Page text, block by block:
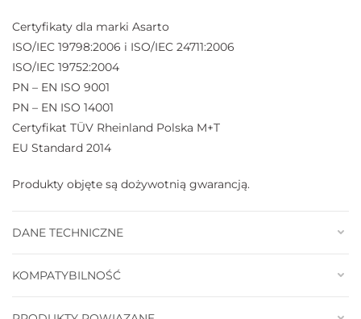
Certyfikaty dla marki Asarto
ISO/IEC 19798:2006 i ISO/IEC 24711:2006
ISO/IEC 19752:2004
PN – EN ISO 9001
PN – EN ISO 14001
Certyfikat TÜV Rheinland Polska M+T
EU Standard 2014
Produkty objęte są dożywotnią gwarancją.
DANE TECHNICZNE
KOMPATYBILNOŚĆ